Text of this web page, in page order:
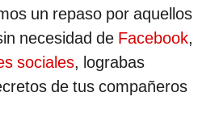
un repaso por aquellos
necesidad de Facebook,
sociales, lograbas
de tus compañeros